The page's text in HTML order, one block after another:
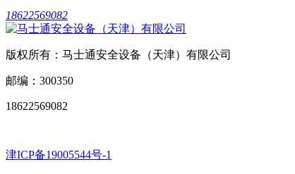
18622569082
版权所有：马士通安全设备（天津）有限公司
邮编：300350
18622569082
津ICP备19005544号-1